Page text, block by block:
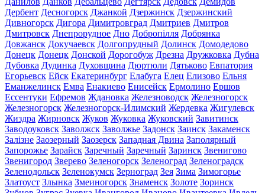
Дербент Десногорск Джанкой Дзержинск Дзержинский
Дивногорск Дигора Димитровград Дмитриев Дмитров
Дмитровск Днепрорудное Дно Добропілля Добрянка
Довжанск Докучаевск Долгопрудный Долинск Домодедово
Донецк Донецк Донской Дорогобуж Дрезна Дружковка Дубна
Дубовка Дудинка Духовщина Дюртюли Дятьково Евпатория
Егорьевск Ейск Екатеринбург Елабуга Елец Елизово Ельня
Еманжелинск Емва Енакиево Енисейск Ермолино Ершов
Ессентуки Ефремов Ждановка Железноводск Железногорск
Железногорск Железногорск-Илимский Жердевка Жигулевск
Жиздра Жирновск Жуков Жуковка Жуковский Завитинск
Заводоуковск Заволжск Заволжье Задонск Заинск Закаменск
Залізне Заозерный Заозерск Западная Двина Заполярный
Запорожье Зарайск Заречный Заречный Заринск Звенигово
Звенигород Зверево Зеленогорск Зеленоград Зеленоградск
Зеленодольск Зеленокумск Зерноград Зея Зима Зимогорье
Златоуст Злынка Змеиногорск Знаменск Золоте Зоринск